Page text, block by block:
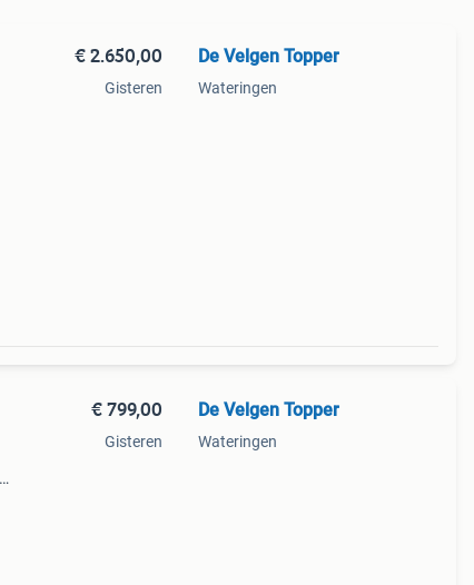
€ 2.650,00
Gisteren
De Velgen Topper
Wateringen
€ 799,00
Gisteren
De Velgen Topper
Wateringen